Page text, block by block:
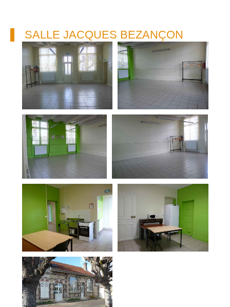
SALLE JACQUES BEZANÇON